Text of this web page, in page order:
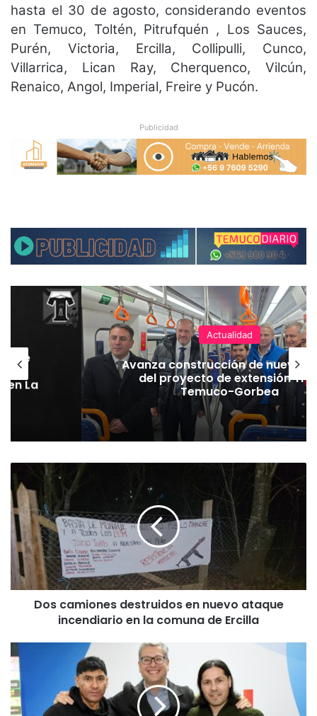
hasta el 30 de agosto, considerando eventos
en Temuco, Toltén, Pitrufquén , Los Sauces,
Purén, Victoria, Ercilla, Collipulli, Cunco,
Villarrica, Lican Ray, Cherquenco, Vilcún,
Renaico, Angol, Imperial, Freire y Pucón.
Publicidad
en La
Actualidad
Avanza construcción de nuevas
del proyecto de extensión
Temuco-Gorbea
s
c
a
m
o
n
s
t
r
u
Dos camiones destruidos en nuevo ataque
incendiario en la comuna de Ercilla
a
n
z
a